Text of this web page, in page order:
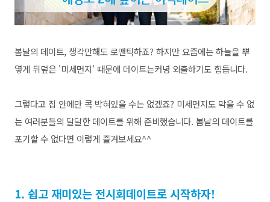
봄날의 데이트, 생각만해도 로맨틱하죠? 하지만 요즘에는 하늘을 뿌
옇게 뒤덮은 '미세먼지' 때문에 데이트는커녕 외출하기도 힘듭니다.
그렇다고 집 안에만 콕 박혀있을 수는 없겠죠? 미세먼지도 막을 수 없
는 여러분들의 달달한 데이트를 위해 준비했습니다. 봄날의 데이트를
포기할 수 없다면 이렇게 즐겨보세요^^
1. 쉽고 재미있는 전시회데이트로 시작하자!